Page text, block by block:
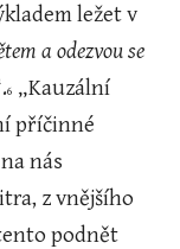
ležet v
a odezvou se
6 „Kauzální
příčinné
nás
z vnějšího
podnět